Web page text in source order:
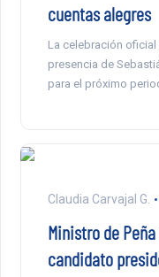
cuentas alegres
La celebración oficial
presencia de
para el próximo
Claudia Carvajal G.
Ministro de
candidato